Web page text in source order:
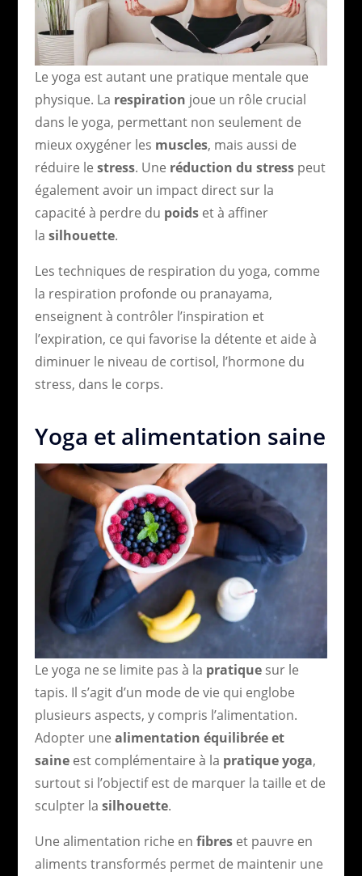
Le yoga est autant une pratique mentale que
physique. La respiration joue un rôle crucial
dans le yoga, permettant non seulement de
mieux oxygéner les muscles, mais aussi de
réduire le stress. Une réduction du stresspeut
également avoir un impact direct sur la
capacité à perdre du poidset à affiner
la silhouette.
Les techniques de respiration du yoga, comme
la respiration profonde ou pranayama,
enseignent à contrôler l’inspiration et
l’expiration, ce qui favorise la détente et aide à
diminuer le niveau de cortisol, l’hormone du
stress, dans le corps.
Yoga et alimentation saine
Le yoga ne se limite pas à la pratiquesur le
tapis. Il s’agit d’un mode de vie qui englobe
plusieurs aspects, y compris l’alimentation.
Adopter une alimentation équilibrée et
saineest complémentaire à la pratique yoga,
surtout si l’objectif est de marquer la taille et de
sculpter la silhouette.
Une alimentation riche en fibreset pauvre en
aliments transformés permet de maintenir une